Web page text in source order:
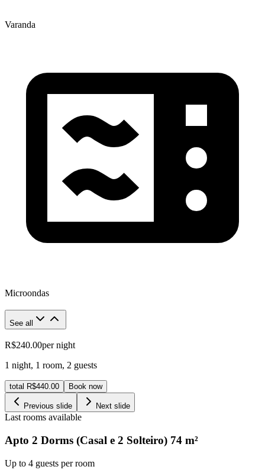
Varanda
Microondas
See all
R$240.00per night
1 night, 1 room, 2 guests
total R$440.00 Book now
Previous slide Next slide
Last rooms available
Apto 2 Dorms (Casal e 2 Solteiro) 74 m²
Up to 4 guests per room